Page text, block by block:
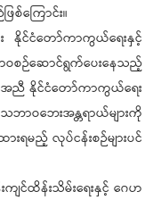
ကြောင်း။
နိုင်ငံတော်ကာကွယ်ရေးနှင့်
ဆောင်ရွက်ပေးနေသည့်
အညီ နိုင်ငံတော်ကာကွယ်ရေး
ဝဘေးအန္တရာယ်များကို
ရမည့် လုပ်ငန်းစဉ်များပင်
င်ထိန်းသိမ်းရေးနှင့် ဂေဟ